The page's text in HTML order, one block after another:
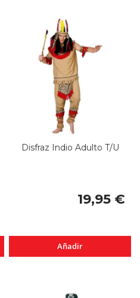
Disfraz Indio Adulto T/U
19,95 €
Añadir